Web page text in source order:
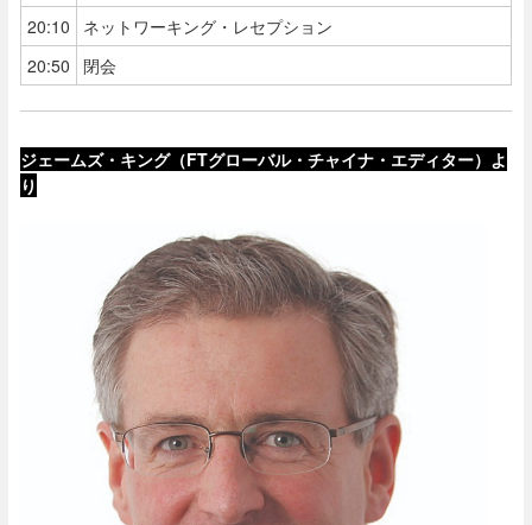
20:10
ネットワーキング・レセプション
20:50
閉会
ジェームズ・キング（FTグローバル・チャイナ・エディター）よ
り